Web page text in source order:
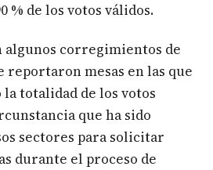
% de los votos válidos.
corregimientos de
reportaron mesas en las que
totalidad de los votos
que ha sido
sectores para solicitar
durante el proceso de